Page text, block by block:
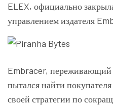
ELEX, официально
управлением издателя
Embracer, переживающий
пытался найти
своей стратегии по